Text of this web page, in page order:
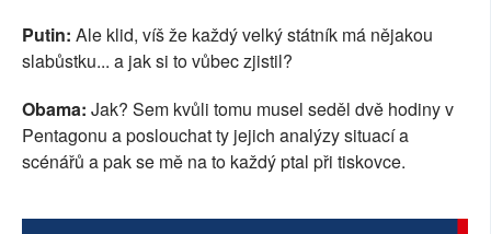
Putin: Ale klid, víš že každý velký státník má nějakou
slabůstku... a jak si to vůbec zjistil?
Obama: Jak? Sem kvůli tomu musel seděl dvě hodiny v
Pentagonu a poslouchat ty jejich analýzy situací a
scénářů a pak se mě na to každý ptal při tiskovce.